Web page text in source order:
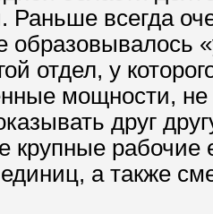
Раньше всегда
образовывалось
отдел, у
мощности,
друг
крупные
а также